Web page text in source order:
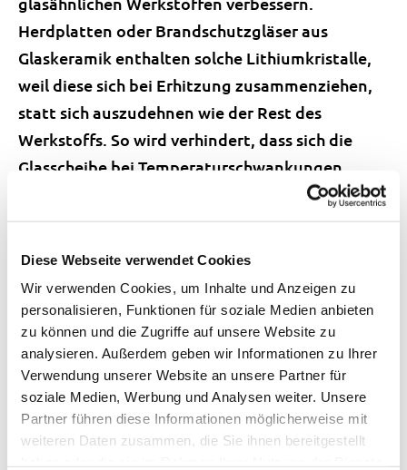
Diese Webseite verwendet Cookies
Wir verwenden Cookies, um Inhalte und Anzeigen zu
personalisieren, Funktionen für soziale Medien anbieten
zu können und die Zugriffe auf unsere Website zu
analysieren. Außerdem geben wir Informationen zu Ihrer
Verwendung unserer Website an unsere Partner für
soziale Medien, Werbung und Analysen weiter. Unsere
Partner führen diese Informationen möglicherweise mit
weiteren Daten zusammen, die Sie ihnen bereitgestellt
Herdplatten oder Brandschutzgläser aus
Glaskeramik enthalten solche Lithiumkristalle,
weil diese sich bei Erhitzung zusammenziehen,
statt sich auszudehnen wie der Rest des
Werkstoffs. So wird verhindert, dass sich die
Glasscheibe bei Temperaturschwankungen
zerspringt. Auch für Teleskopspiegel ist
Umweltbedingungen für präzise Bilder sorgt.
Ein Isotopengemisch
Natürliches Lithium kommt in zwei Isotopen vor,
6Li (3 Protonen, 3 Neutronen) und 7Li (3
6